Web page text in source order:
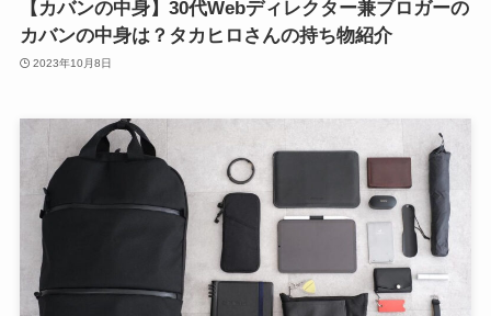
【カバンの中身】30代Webディレクター兼ブロガーの
カバンの中身は？タカヒロさんの持ち物紹介
2023年10月8日